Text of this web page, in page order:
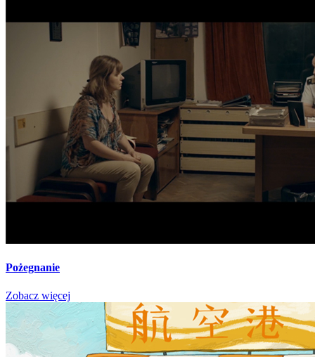
Pożegnanie
Zobacz więcej